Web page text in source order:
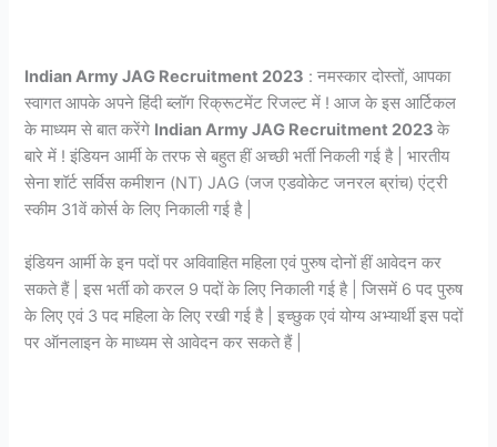
Indian Army JAG Recruitment 2023 : नमस्कार दोस्तों, आपका
स्वागत आपके अपने हिंदी ब्लॉग रिक्रूटमेंट रिजल्ट में ! आज के इस आर्टिकल
के माध्यम से बात करेंगे Indian Army JAG Recruitment 2023 के
बारे में ! इंडियन आर्मी के तरफ से बहुत हीं अच्छी भर्ती निकली गई है | भारतीय
सेना शॉर्ट सर्विस कमीशन (NT) JAG (जज एडवोकेट जनरल ब्रांच) एंट्री
स्कीम 31वें कोर्स के लिए निकाली गई है |
इंडियन आर्मी के इन पदों पर अविवाहित महिला एवं पुरुष दोनों हीं आवेदन कर
सकते हैं | इस भर्ती को करल 9 पदों के लिए निकाली गई है | जिसमें 6 पद पुरुष
के लिए एवं 3 पद महिला के लिए रखी गई है | इच्छुक एवं योग्य अभ्यार्थी इस पदों
पर ऑनलाइन के माध्यम से आवेदन कर सकते हैं |